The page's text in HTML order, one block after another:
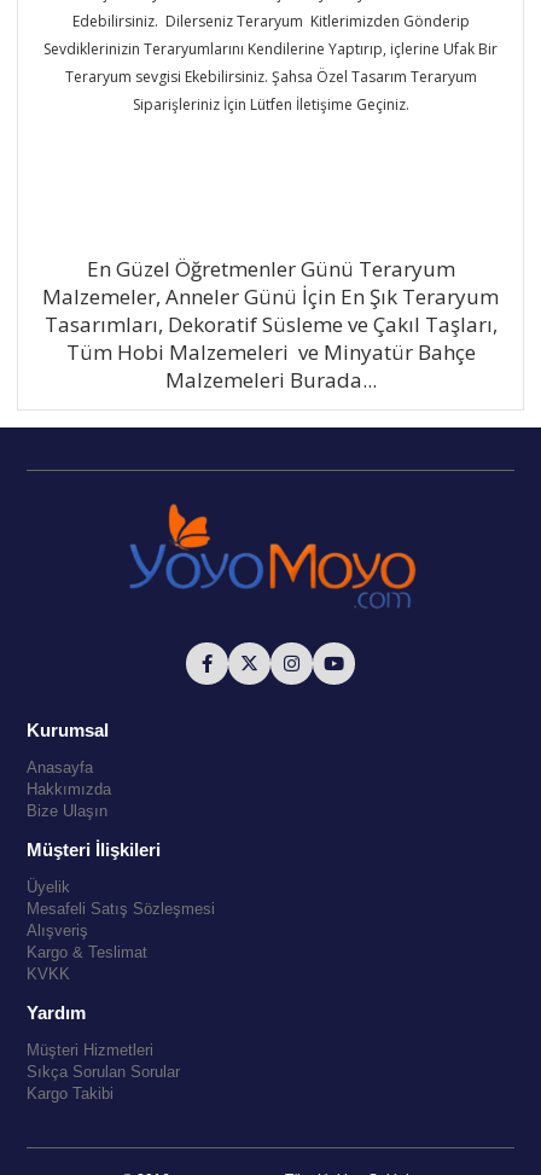
Edebilirsiniz. Dilerseniz Teraryum Kitlerimizden Gönderip
Sevdiklerinizin Teraryumlarını Kendilerine Yaptırıp, içlerine Ufak Bir
Teraryum sevgisi Ekebilirsiniz. Şahsa Özel Tasarım Teraryum
Siparişleriniz İçin Lütfen İletişime Geçiniz.
En Güzel Öğretmenler Günü Teraryum
Malzemeler, Anneler Günü İçin En Şık Teraryum
Tasarımları, Dekoratif Süsleme ve Çakıl Taşları,
Tüm Hobi Malzemeleri ve Minyatür Bahçe
Malzemeleri Burada...
Kurumsal
Anasayfa
Hakkımızda
Bize Ulaşın
Müşteri İlişkileri
Üyelik
Mesafeli Satış Sözleşmesi
Alışveriş
Kargo & Teslimat
KVKK
Yardım
Müşteri Hizmetleri
Sıkça Sorulan Sorular
Kargo Takibi